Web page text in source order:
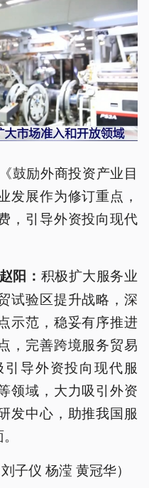
鼓励外商投资产业目
发展作为修订重点，
，引导外资投向现代
阳： 积极扩大服务业
试验区提升战略，深
示范，稳妥有序推进
，完善跨境服务贸易
导外资投向现代服
领域，大力吸引外资
发中心，助推我国服
子仪 杨滢 黄冠华）